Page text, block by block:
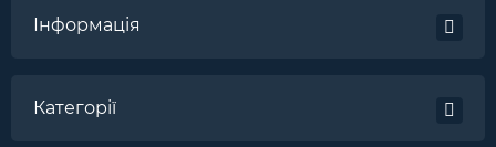
Інформація
Категорії